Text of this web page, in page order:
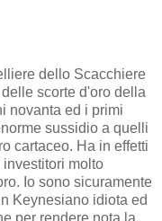
dello Scacchiere
scorte d'oro della
novanta ed i primi
sussidio a quelli
cartaceo. Ha in effetti
molto
Io sono sicuramente
Keynesiano idiota ed